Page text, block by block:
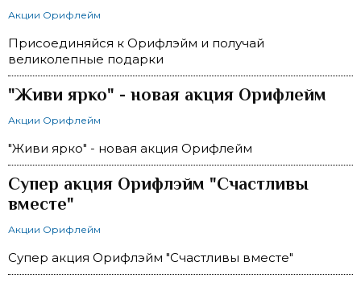
Акции Орифлейм
Присоединяйся к Орифлэйм и получай
великолепные подарки
"Живи ярко" - новая акция Орифлейм
Акции Орифлейм
"Живи ярко" - новая акция Орифлейм
Супер акция Орифлэйм "Счастливы
вместе"
Акции Орифлейм
Супер акция Орифлэйм "Счастливы вместе"